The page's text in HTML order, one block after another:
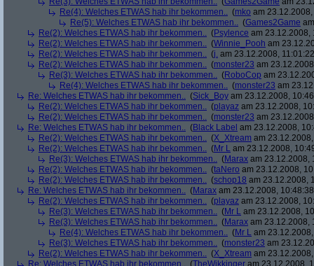
Re(4): Welches ETWAS hab ihr bekommen.. (mko am
Re(5): Welches ETWAS hab ihr bekommen.. (Games2Game
Re(2): Welches ETWAS hab ihr bekommen.. (Psylence am 23.12.2008,
Re(2): Welches ETWAS hab ihr bekommen.. (Winnie_Pooh am
Re(2): Welches ETWAS hab ihr bekommen.. (j. am 23.12.2008,
Re(2): Welches ETWAS hab ihr bekommen.. (monster23 am
Re(3): Welches ETWAS hab ihr bekommen.. (RoboCop am
Re(4): Welches ETWAS hab ihr bekommen.. (monster23 am
Re: Welches ETWAS hab ihr bekommen.. (Sick_Boy am 23.12.2008,
Re(2): Welches ETWAS hab ihr bekommen.. (playaz am 23.12.2008,
Re(2): Welches ETWAS hab ihr bekommen.. (monster23 am
Re: Welches ETWAS hab ihr bekommen.. (Black Label am 23.12.2008,
Re(2): Welches ETWAS hab ihr bekommen.. (X_Xtream am
Re(2): Welches ETWAS hab ihr bekommen.. (Mr L am 23.12.2008,
Re(3): Welches ETWAS hab ihr bekommen.. (Marax am 23.12.2008,
Re(2): Welches ETWAS hab ihr bekommen.. (taNero am 23.12.2008,
Re(2): Welches ETWAS hab ihr bekommen.. (schop18 am 23.12.2008,
Re: Welches ETWAS hab ihr bekommen.. (Marax am 23.12.2008,
Re(2): Welches ETWAS hab ihr bekommen.. (playaz am 23.12.2008,
Re(3): Welches ETWAS hab ihr bekommen.. (Mr L am 23.12.2008,
Re(3): Welches ETWAS hab ihr bekommen.. (Marax am 23.12.2008,
Re(4): Welches ETWAS hab ihr bekommen.. (Mr L am
Re(3): Welches ETWAS hab ihr bekommen.. (monster23 am
Re(2): Welches ETWAS hab ihr bekommen.. (X_Xtream am
Re: Welches ETWAS hab ihr bekommen.. (TheWikkinger am 23.12.2008,